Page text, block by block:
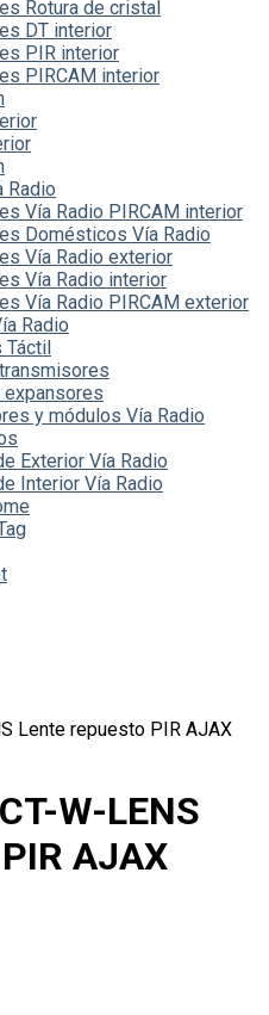
Rotura de cristal
DT interior
PIR interior
PIRCAM interior
Radio
Vía Radio PIRCAM interior
Domésticos Vía Radio
Vía Radio exterior
Vía Radio interior
Vía Radio PIRCAM exterior
Radio
Táctil
y módulos Vía Radio
Exterior Vía Radio
Interior Vía Radio
Lente repuesto PIR AJAX
W-LENS
AJAX